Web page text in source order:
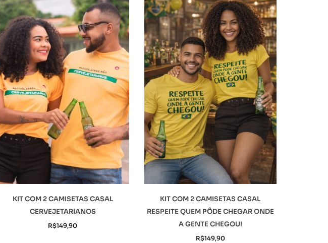
KIT COM 2 CAMISETAS CASAL
CERVEJETARIANOS
R$149,90
KIT COM 2 CAMISETAS CASAL
RESPEITE QUEM PÔDE CHEGAR ONDE
A GENTE CHEGOU!
R$149,90